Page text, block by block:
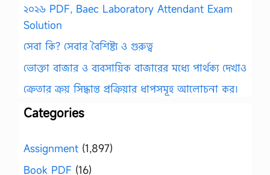
২০২৬ PDF, Baec Laboratory Attendant Exam
Solution
সেবা কি? সেবার বৈশিষ্ট্য ও গুরুত্ব
ভোক্তা বাজার ও ব্যবসায়িক বাজারের মধ্যে পার্থক্য দেখাও
ক্রেতার ক্রয় সিদ্ধান্ত প্রক্রিয়ার ধাপসমূহ আলোচনা কর।
Categories
Assignment (1,897)
Book PDF (16)